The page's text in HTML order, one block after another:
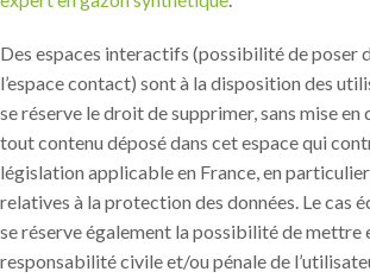
Des espaces interactifs (possibilité de poser
l’espace contact) sont à la disposition des
se réserve le droit de supprimer, sans mise en
tout contenu déposé dans cet espace qui
législation applicable en France, en
relatives à la protection des données. Le cas
se réserve également la possibilité de mettre
responsabilité civile et/ou pénale de